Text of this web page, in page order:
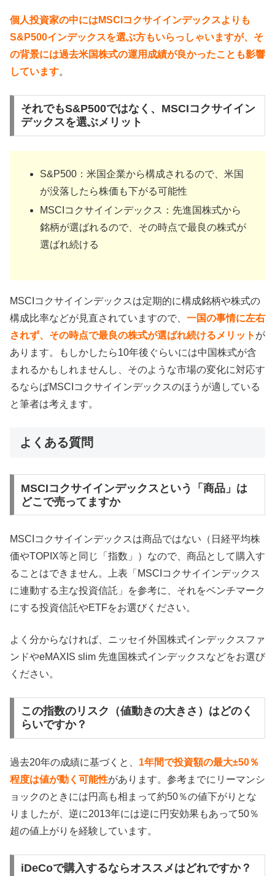
個人投資家の中にはMSCIコクサイインデックスよりも
S&P500インデックスを選ぶ方もいらっしゃいますが、そ
の背景には過去米国株式の運用成績が良かったことも影響
しています。
それでもS&P500ではなく、MSCIコクサイイン
デックスを選ぶメリット
S&P500：米国企業から構成されるので、米国
が没落したら株価も下がる可能性
MSCIコクサイインデックス：先進国株式から
銘柄が選ばれるので、その時点で最良の株式が
選ばれ続ける
MSCIコクサイインデックスは定期的に構成銘柄や株式の
構成比率などが見直されていますので、 一国の事情に左右
されず、その時点で最良の株式が選ばれ続けるメリット が
あります。もしかしたら10年後ぐらいには中国株式が含
まれるかもしれませんし、そのような市場の変化に対応す
るならばMSCIコクサイインデックスのほうが適している
と筆者は考えます。
よくある質問
MSCIコクサイインデックスという「商品」は
どこで売ってますか
MSCIコクサイインデックスは商品ではない（日経平均株
価やTOPIX等と同じ「指数」）なので、商品として購入す
ることはできません。上表「MSCIコクサイインデックス
に連動する主な投資信託」を参考に、それをベンチマーク
にする投資信託やETFをお選びください。
よく分からなければ、ニッセイ外国株式インデックスファ
ンドやeMAXIS slim 先進国株式インデックスなどをお選び
ください。
この指数のリスク（値動きの大きさ）はどのく
らいですか？
過去20年の成績に基づくと、 1年間で投資額の最大±50％
程度は値が動く可能性があります。参考までにリーマンシ
ョックのときには円高も相まって約50％の値下がりとな
りましたが、逆に2013年には逆に円安効果もあって50％
超の値上がりを経験しています。
iDeCoで購入するならオススメはどれですか？